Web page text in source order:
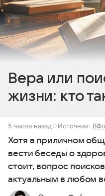
Вера или
жизни: кто
5 часов назад Источник:
Хотя в приличном
вести беседы о
стоит, вопрос
актуальным в любом